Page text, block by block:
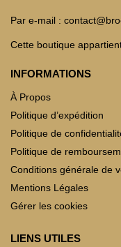
Par e-mail :
Cette boutique
INFORMATIONS
À Propos
Politique d’expédition
Politique de
Politique de
Conditions générale de
Mentions Légales
Gérer les cookies
LIENS UTILES